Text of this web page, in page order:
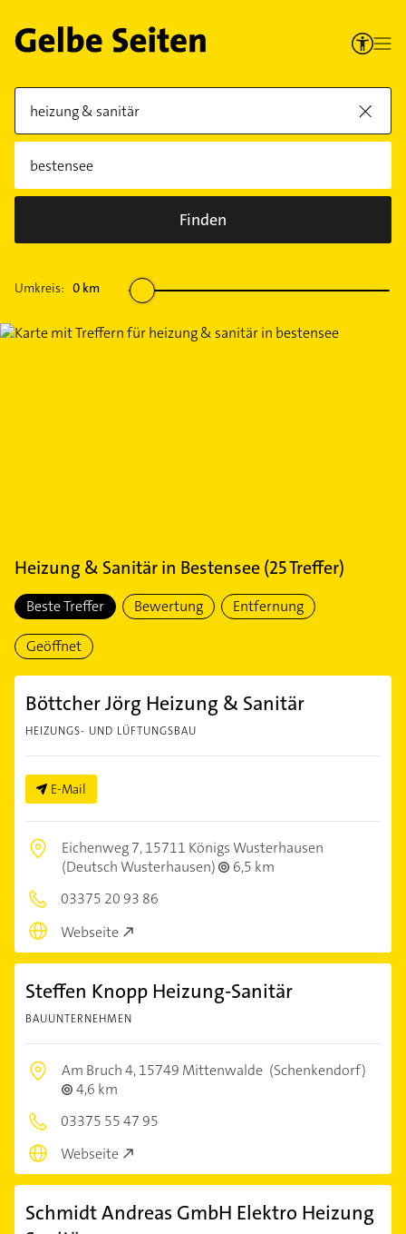
Finden
Umkreis: 0 km
Heizung & Sanitärin Bestensee(25Treffer)
Beste Treffer Bewertung Entfernung
Geöffnet
Böttcher Jörg Heizung & Sanitär
HEIZUNGS- UND LÜFTUNGSBAU
E-Mail
Eichenweg 7,15711 Königs Wusterhausen
(Deutsch Wusterhausen)
6,5 km
03375 20 93 86
Webseite
Steffen Knopp Heizung-Sanitär
BAUUNTERNEHMEN
Am Bruch 4,15749 Mittenwalde (Schenkendorf)
4,6 km
03375 55 47 95
Webseite
Schmidt Andreas GmbH Elektro Heizung